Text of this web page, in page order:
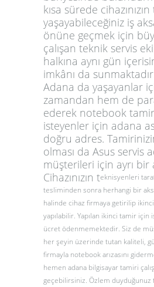
kısa sürede
yaşayabileceğiniz iş
önüne geçmek için
çalışan teknik servis
halkına aynı gün
imkânı da
Adana da yaşayanlar
zamandan hem de
ederek notebook
isteyenler için adana
doğru adres.
olması da Asus servis
müşterileri için ayrı bir
Cihazınızın teknisyenleri
tesliminden sonra herhangi bir
halinde cihaz firmaya getirilip
yapılabilir. Yapılan ikinci tamir
ücret ödenmemektedir. Siz de
her şeyin üzerinde tutan kaliteli,
firmayla notebook arızasını
hemen adana bilgisayar tamiri
geçebilirsiniz. Özlem